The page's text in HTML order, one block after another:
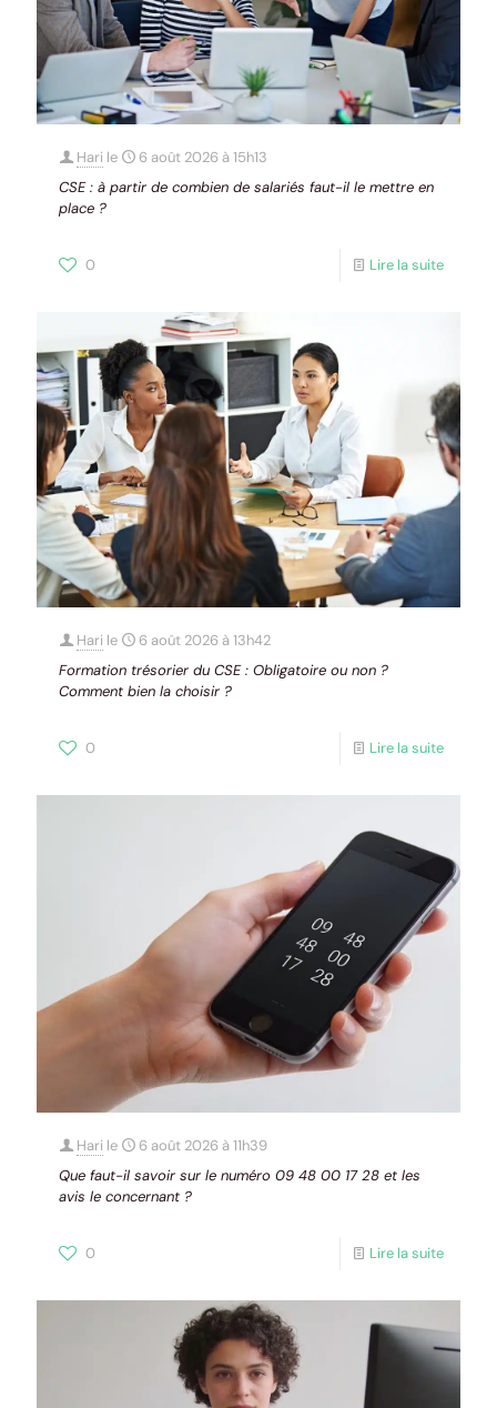
Hari le
6 août 2026 à 15h13
CSE : à partir de combien de salariés faut-il le mettre en
place ?
0 Lire la suite
Hari le
6 août 2026 à 13h42
Formation trésorier du CSE : Obligatoire ou non ?
Comment bien la choisir ?
0 Lire la suite
Hari le
6 août 2026 à 11h39
Que faut-il savoir sur le numéro 09 48 00 17 28 et les
avis le concernant ?
0 Lire la suite